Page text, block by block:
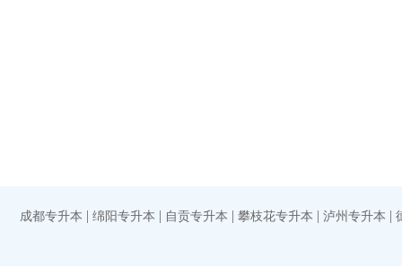
成都专升本 | 绵阳专升本 | 自贡专升本 | 攀枝花专升本 | 泸州专升本 |